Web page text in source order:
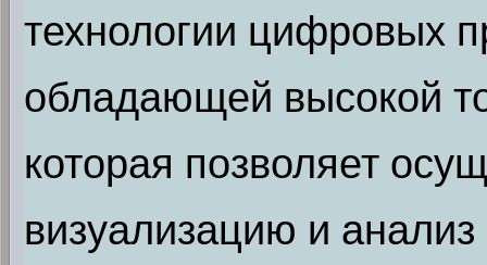
технологии цифровых
обладающей высокой
которая позволяет
визуализацию и